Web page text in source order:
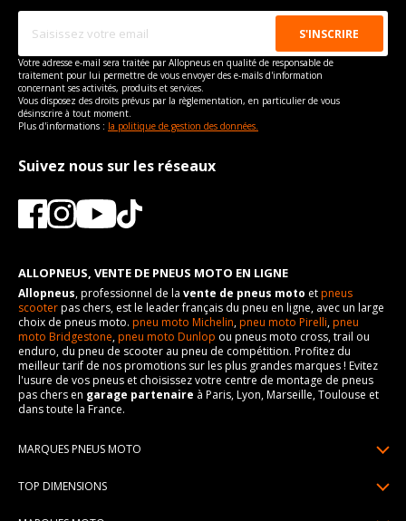
Votre adresse e-mail sera traitée par Allopneus en qualité de responsable de
traitement pour lui permettre de vous envoyer des e-mails d'information
concernant ses activités, produits et services.
Vous disposez des droits prévus par la règlementation, en particulier de vous
désinscrire à tout moment.
Plus d'informations : la politique de gestion des données.
Suivez nous sur les réseaux
ALLOPNEUS, VENTE DE PNEUS MOTO EN LIGNE
Allopneus, professionnel de la vente de pneus moto etpneus
scooterpas chers, est le leader français du pneu en ligne, avec un large
choix de pneus moto. pneu moto Michelin,pneu moto Pirelli,pneu
moto Bridgestone,pneu moto Dunlop ou pneus moto cross, trail ou
enduro, du pneu de scooter au pneu de compétition. Profitez du
meilleur tarif de nos promotions sur les plus grandes marques ! Evitez
l'usure de vos pneus et choisissez votre centre de montage de pneus
pas chers en garage partenaire à Paris, Lyon, Marseille, Toulouse et
dans toute la France.
MARQUES PNEUS MOTO
TOP DIMENSIONS